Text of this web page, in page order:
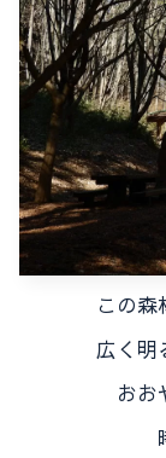
この森
広く明
おお